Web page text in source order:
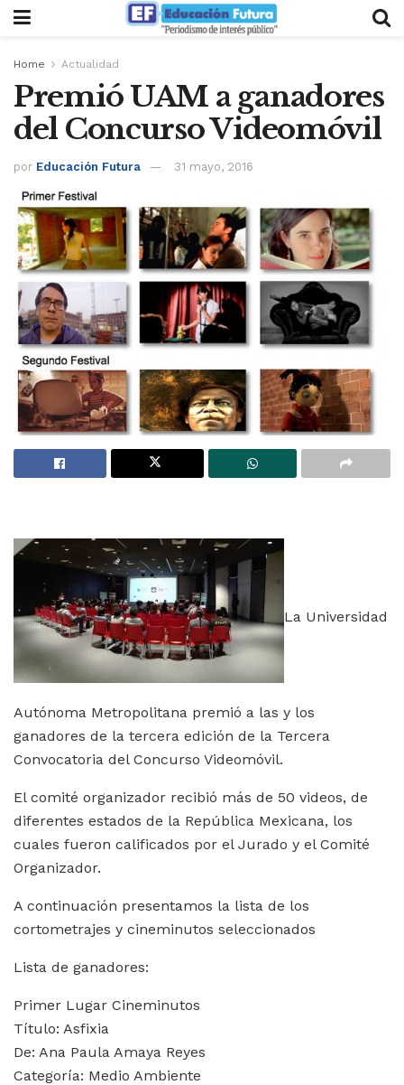
Home Actualidad
Premió UAM a ganadores
del Concurso Videomóvil
por Educación Futura 31 mayo, 2016
La Universidad
Autónoma Metropolitana premió a las y los
ganadores de la tercera edición de la Tercera
Convocatoria del Concurso Videomóvil.
El comité organizador recibió más de 50 videos, de
diferentes estados de la República Mexicana, los
cuales fueron calificados por el Jurado y el Comité
Organizador.
A continuación presentamos la lista de los
cortometrajes y cineminutos seleccionados
Lista de ganadores:
Primer Lugar Cineminutos
Título: Asfixia
De: Ana Paula Amaya Reyes
Categoría: Medio Ambiente